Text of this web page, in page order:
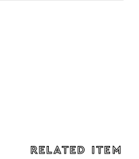
RELATED ITEM